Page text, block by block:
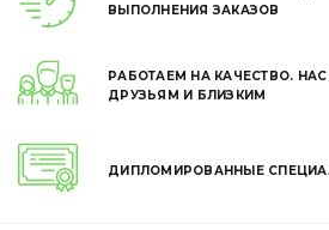
ВЫПОЛНЕНИЯ ЗАКАЗОВ
РАБОТАЕМ НА КАЧЕСТВО.
ДРУЗЬЯМ И БЛИЗКИМ
ДИПЛОМИРОВАННЫЕ